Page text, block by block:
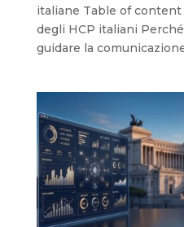
italiane Table of
degli HCP italiani
guidare la